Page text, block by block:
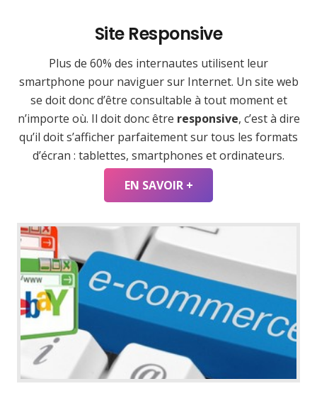
Site Responsive
Plus de 60% des internautes utilisent leur
smartphone pour naviguer sur Internet. Un site web
se doit donc d’être consultable à tout moment et
n’importe où. Il doit donc être responsive, c’est à dire
qu’il doit s’afficher parfaitement sur tous les formats
d’écran : tablettes, smartphones et ordinateurs.
EN SAVOIR +